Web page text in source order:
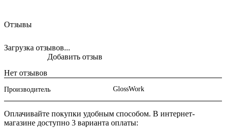
Отзывы
Загрузка отзывов...
Нет отзывов
Добавить отзыв
Производитель GlossWork
Оплачивайте покупки удобным способом. В интернет-
магазине доступно 3 варианта оплаты: